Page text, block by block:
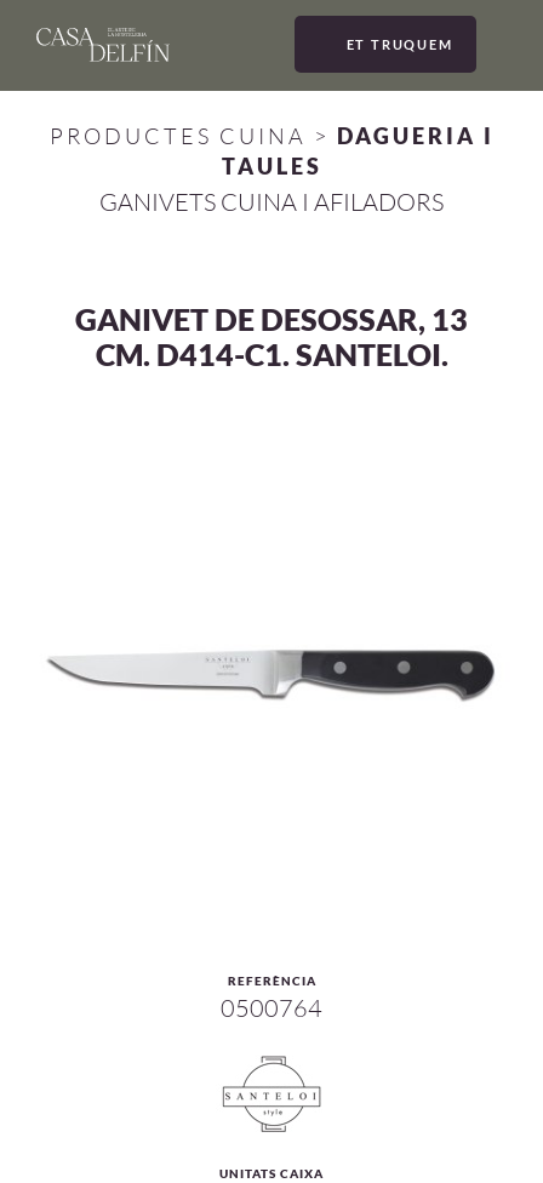
ET TRUQUEM
PRODUCTES CUINA > DAGUERIA I
TAULES
GANIVETS CUINA I AFILADORS
GANIVET DE DESOSSAR, 13
CM. D414-C1. SANTELOI.
REFERÈNCIA
0500764
UNITATS CAIXA